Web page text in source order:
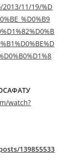
11/19/%D
watch?
139855533